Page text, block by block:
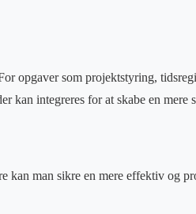
opgaver som projektstyring,
kan integreres for at skabe en mere
kan man sikre en mere effektiv og